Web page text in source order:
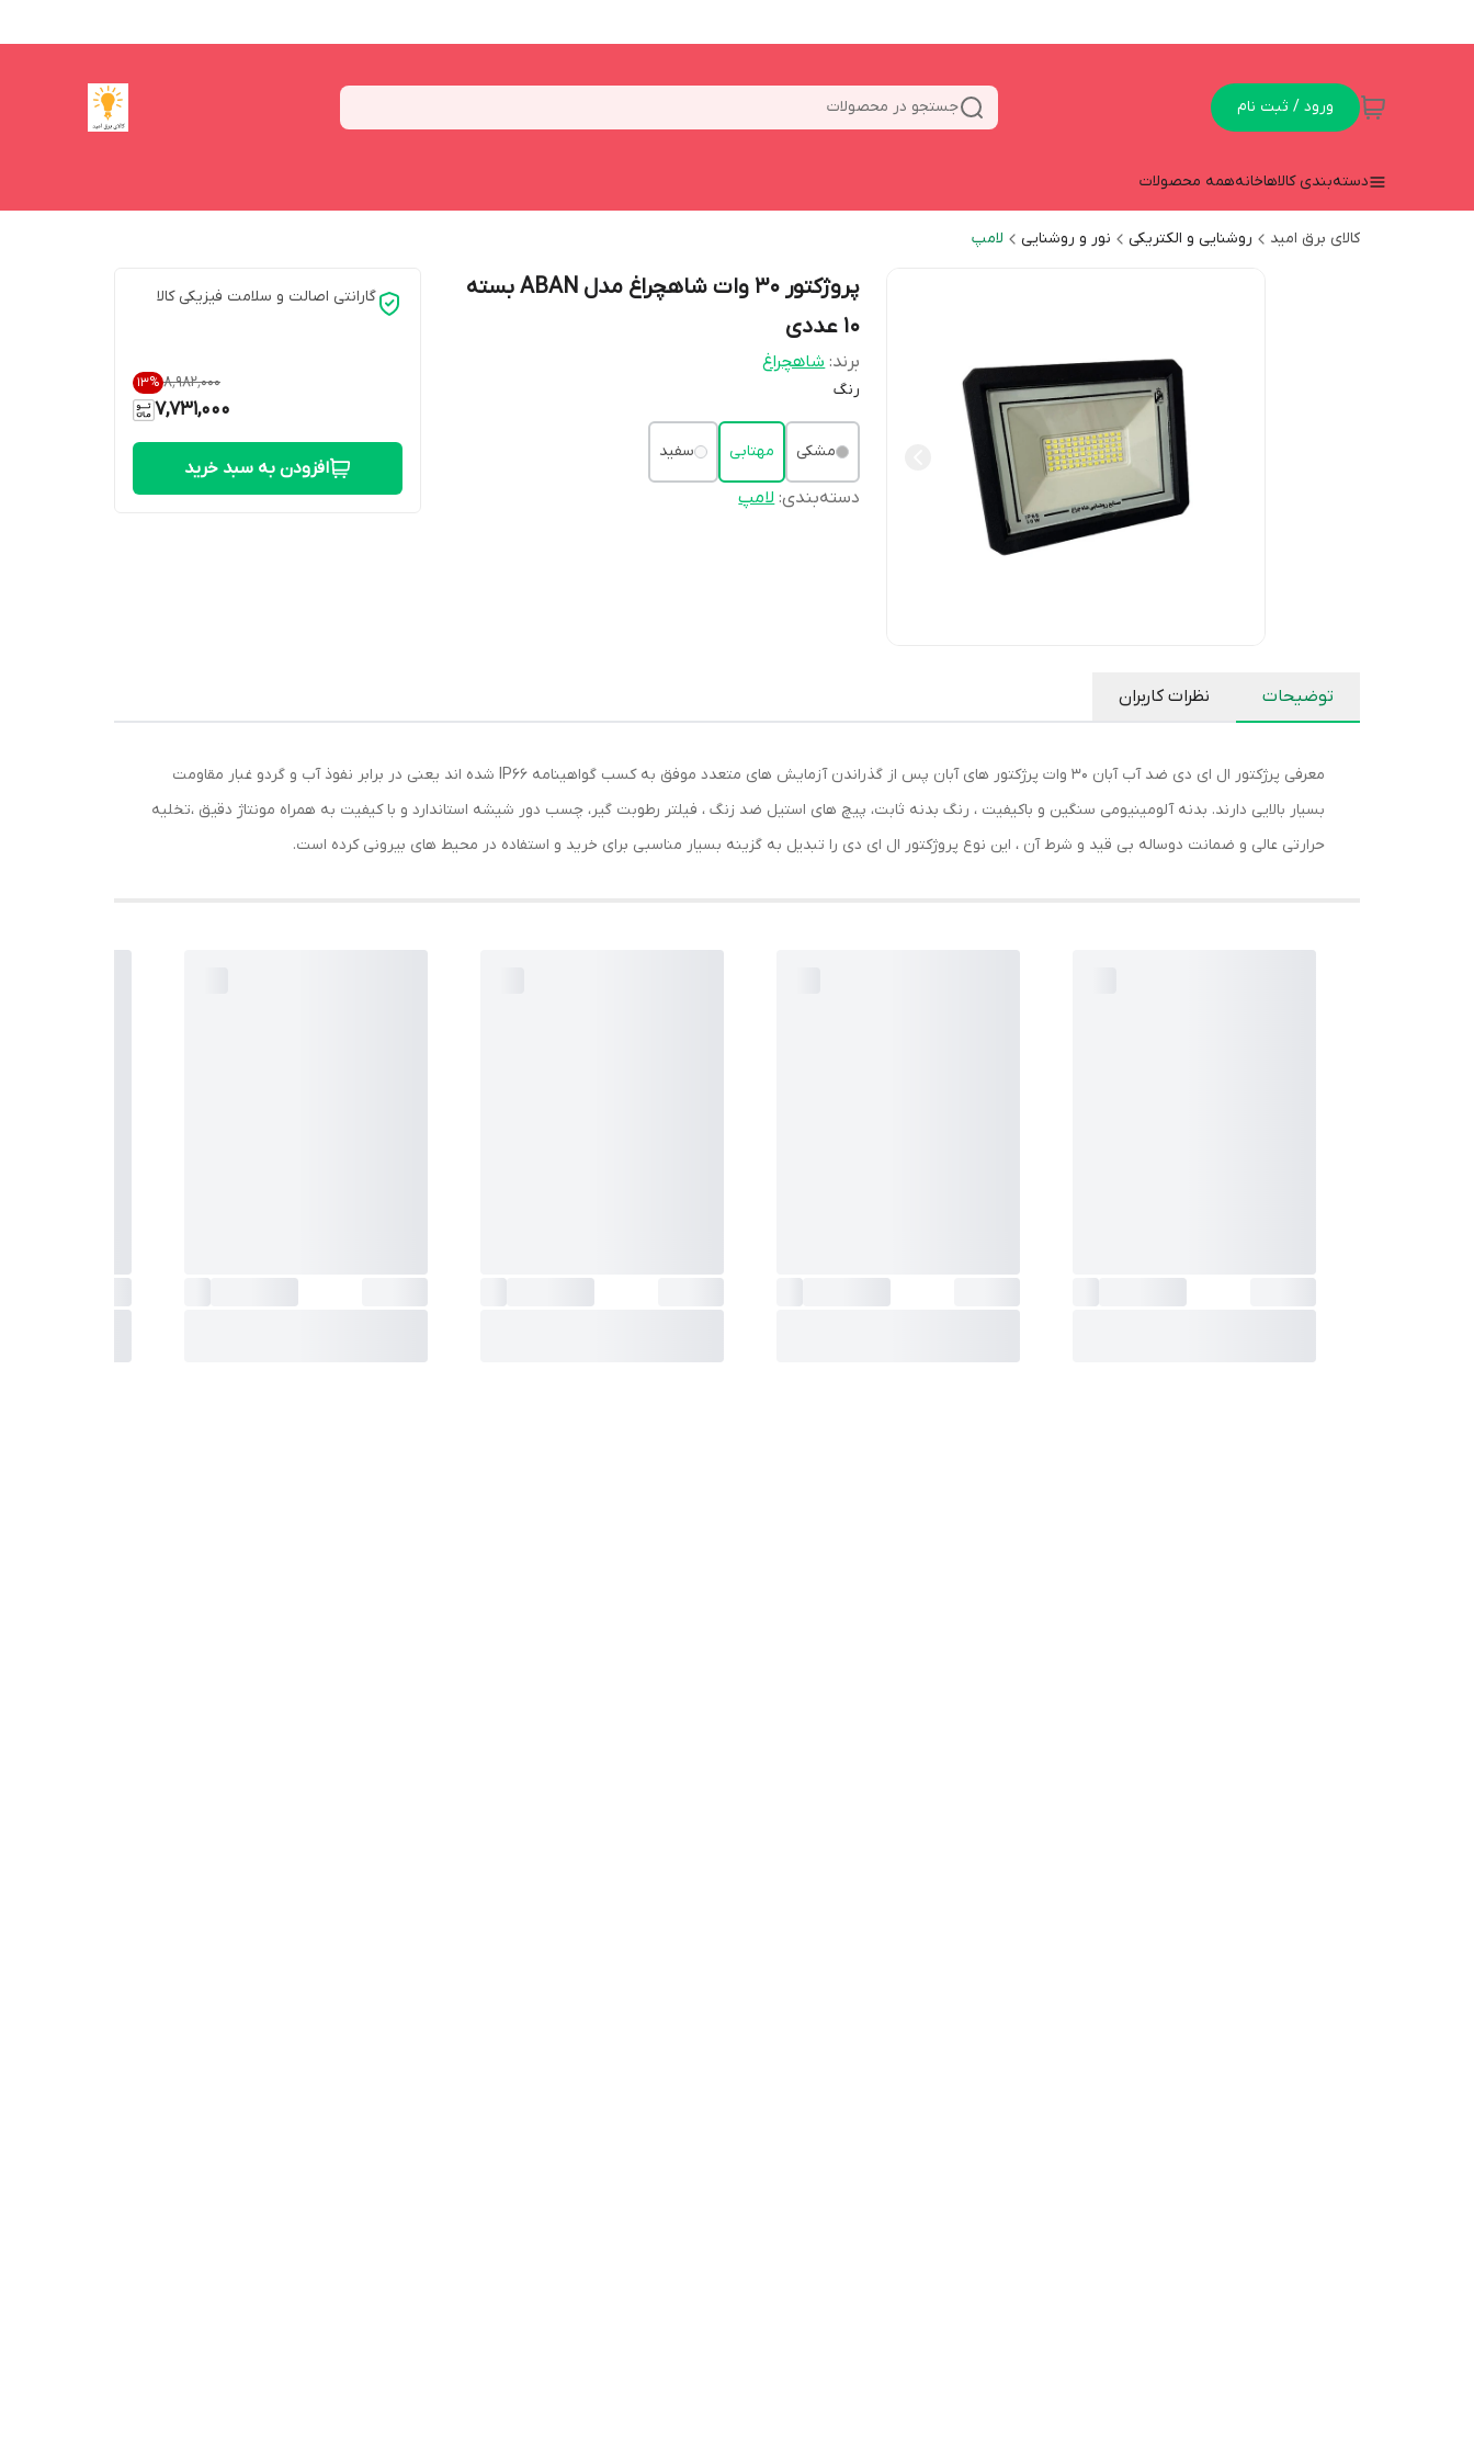
ورود / ثبت نام جستجو در محصولات
دسته‌بندی کالاهاخانههمه محصولات
کالای برق امید روشنایی و الکتریکی نور و روشنایی لامپ
پروژکتور 30 وات شاهچراغ مدل ABAN بسته
۱۰ عددی
برند: شاهچراغ
رنگ
مشکی مهتابی سفید
دسته‌بندی:لامپ
گارانتی اصالت و سلامت فیزیکی کالا
۸٬۹۸۲٬۰۰۰ 13%
7,731,000
افزودن به سبد خرید
توضیحات نظرات کاربران
معرفی پرژکتور ال ای دی ضد آب آبان 30 وات پرژکتور های آبان پس از گذراندن آزمایش های متعدد موفق به کسب گواهینامه IP66 شده اند یعنی در برابر نفوذ آب و گردو غبار مقاومت
بسیار بالایی دارند. بدنه آلومینیومی سنگین و باکیفیت ، رنگ بدنه ثابت، پیچ های استیل ضد زنگ ، فیلتر رطوبت گیر، چسب دور شیشه استاندارد و با کیفیت به همراه مونتاژ دقیق ،تخلیه
حرارتی عالی و ضمانت دوساله بی قید و شرط آن ، این نوع پروژکتور ال ای دی را تبدیل به گزینه بسیار مناسبی برای خرید و استفاده در محیط های بیرونی کرده است.